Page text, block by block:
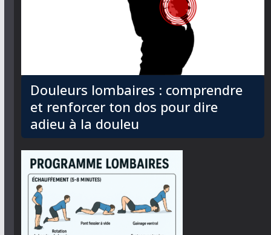
Douleurs lombaires : comprendre
et renforcer ton dos pour dire
adieu à la douleu